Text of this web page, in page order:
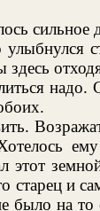
сильное
надо.
этот
старец и
на то